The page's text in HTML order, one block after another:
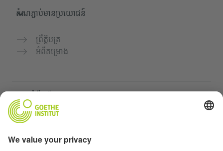
តំណភ្ជាប់មានប្រយោជន៍
ព្រឹត្តិបត្រ
អំពីគម្រោង
វគ្គសិក្សាភាសាអាល្លឺម៉ង់របស់ Goethe-Institut